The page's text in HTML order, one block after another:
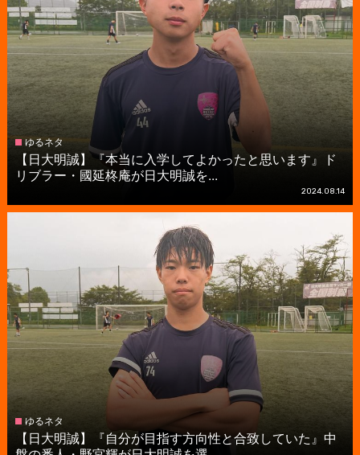
ゆるネタ
【日大明誠】『本当に入学してよかったと思います』ド
リブラー・國延柊庵が日大明誠を...
2024.08.14
ゆるネタ
【日大明誠】『自分が目指す方向性と合致していた』中